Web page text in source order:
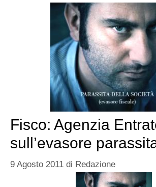
Fisco: Agenzia
sull’evasore
9 Agosto 2011 di Redazione